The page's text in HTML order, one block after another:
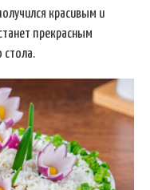
красивым и
прекрасным
стола.